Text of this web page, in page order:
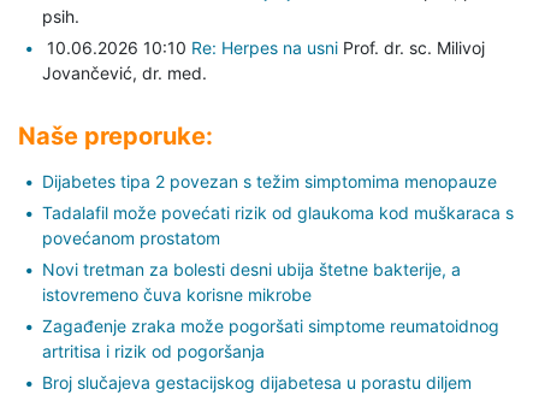
psih.
10.06.2026 10:10 Re: Herpes na usni Prof. dr. sc. Milivoj
Jovančević, dr. med.
Naše preporuke:
Dijabetes tipa 2 povezan s težim simptomima menopauze
Tadalafil može povećati rizik od glaukoma kod muškaraca s
povećanom prostatom
Novi tretman za bolesti desni ubija štetne bakterije, a
istovremeno čuva korisne mikrobe
Zagađenje zraka može pogoršati simptome reumatoidnog
artritisa i rizik od pogoršanja
Broj slučajeva gestacijskog dijabetesa u porastu diljem